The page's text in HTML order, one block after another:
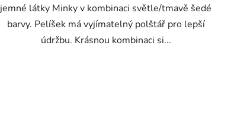
jemné látky Minky v kombinaci světle/tmavě šedé
barvy. Pelíšek má vyjímatelný polštář pro lepší
údržbu. Krásnou kombinaci si...